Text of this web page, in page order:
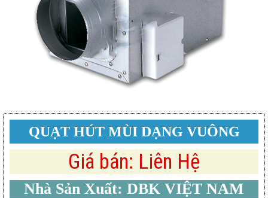
QUẠT HÚT MÙI DẠNG VUÔNG
Giá bán: Liên Hệ
Nhà Sản Xuất: DBK VIỆT NAM